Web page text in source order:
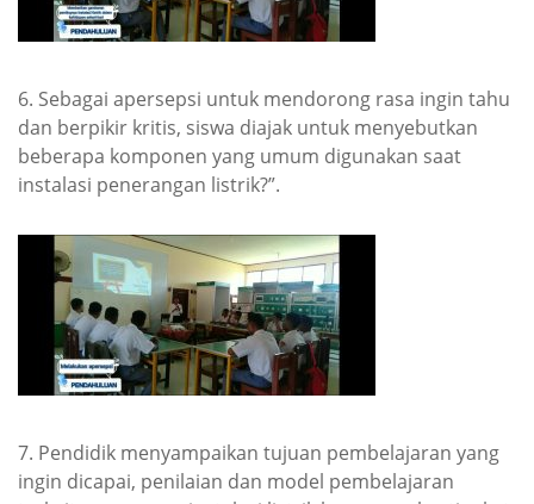
6. Sebagai apersepsi untuk mendorong rasa ingin tahu
dan berpikir kritis, siswa diajak untuk menyebutkan
beberapa komponen yang umum digunakan saat
instalasi penerangan listrik?”.
7. Pendidik menyampaikan tujuan pembelajaran yang
ingin dicapai, penilaian dan model pembelajaran